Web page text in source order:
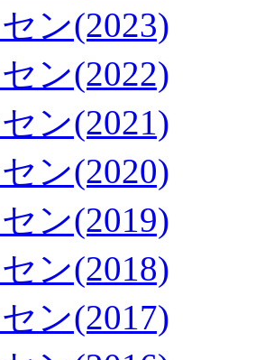
ン(2023)
ン(2022)
ン(2021)
ン(2020)
ン(2019)
ン(2018)
ン(2017)